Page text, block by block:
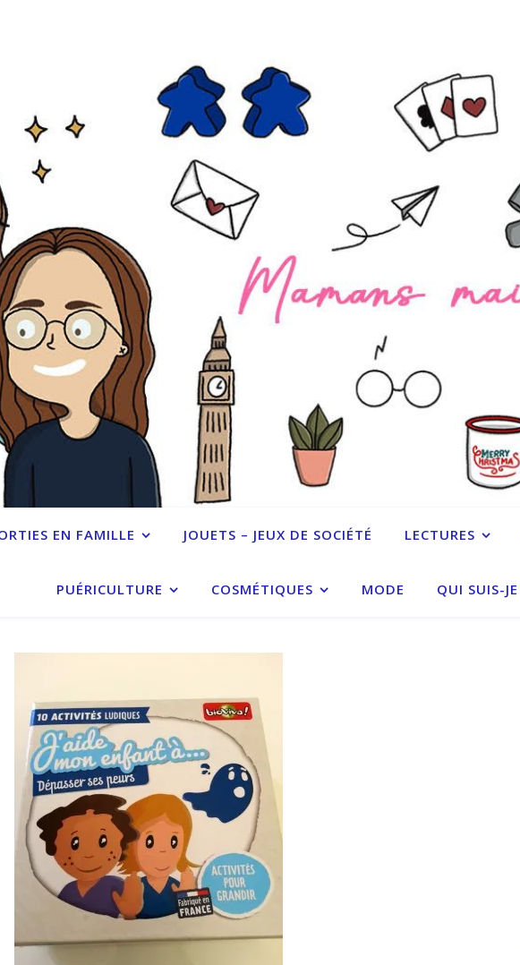
EN FAMILLE JOUETS – JEUX DE SOCIÉTÉ LECTURES
PUÉRICULTURE COSMÉTIQUES MODE QUI SUIS-